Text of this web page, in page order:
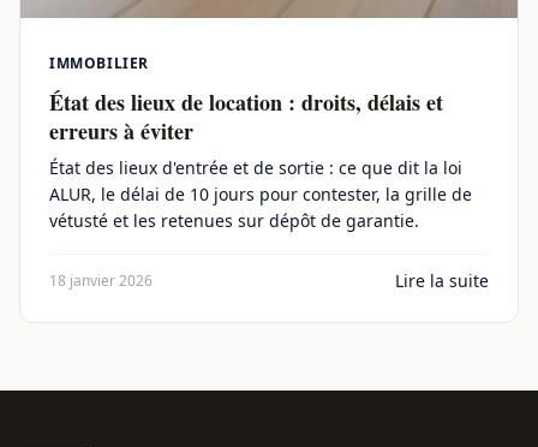
IMMOBILIER
État des lieux de location : droits, délais et
erreurs à éviter
État des lieux d'entrée et de sortie : ce que dit la loi
ALUR, le délai de 10 jours pour contester, la grille de
vétusté et les retenues sur dépôt de garantie.
18 janvier 2026 Lire la suite